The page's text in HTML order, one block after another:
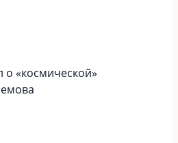
о «космической»